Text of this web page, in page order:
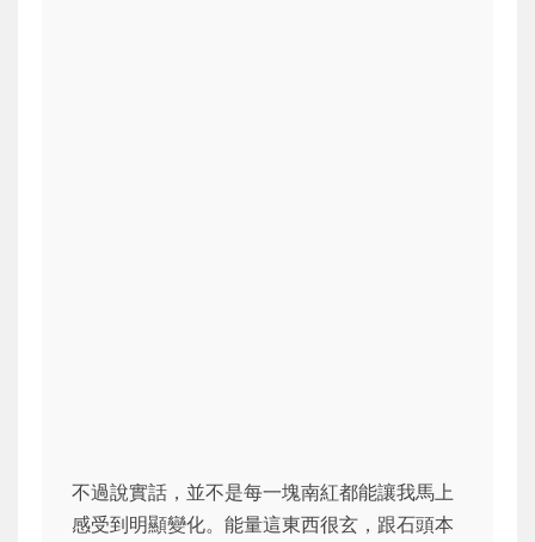
不過說實話，並不是每一塊南紅都能讓我馬上
感受到明顯變化。能量這東西很玄，跟石頭本